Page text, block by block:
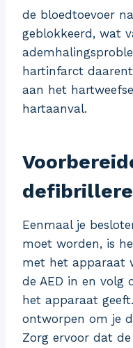
de bloedtoevoer
geblokkeerd, wat
hartinfarct
aan het
hartaanval.
Eenmaal je
moet worden, is
met het apparaat
de AED in en volg
het apparaat
ontworpen om je
Zorg ervoor dat